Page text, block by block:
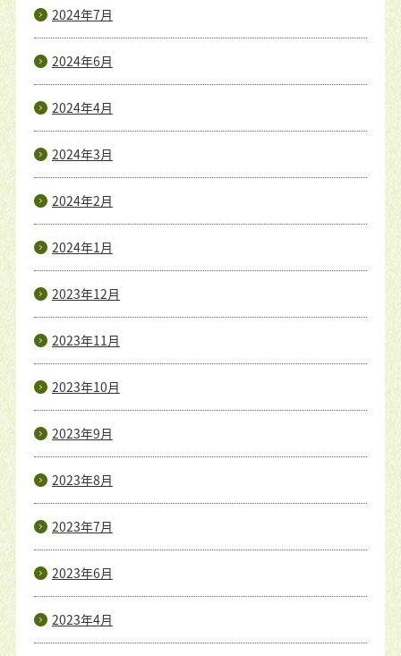
2024年7月
2024年6月
2024年4月
2024年3月
2024年2月
2024年1月
2023年12月
2023年11月
2023年10月
2023年9月
2023年8月
2023年7月
2023年6月
2023年4月